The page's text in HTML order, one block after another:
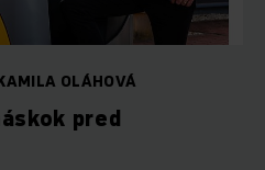
OLÁHOVÁ
pred